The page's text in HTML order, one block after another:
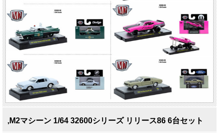
,M2マシーン 1/64 32600シリーズ リリース86 6台セット